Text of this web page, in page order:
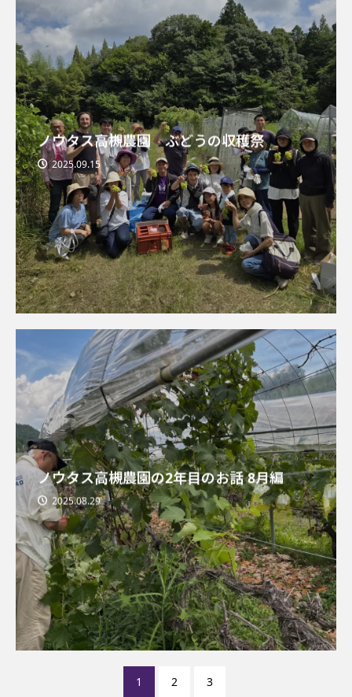
ノウタス高槻農園 ぶどうの収穫祭
2025.09.15
ノウタス高槻農園の2年目のお話 8月編
2025.08.29
1 2 3